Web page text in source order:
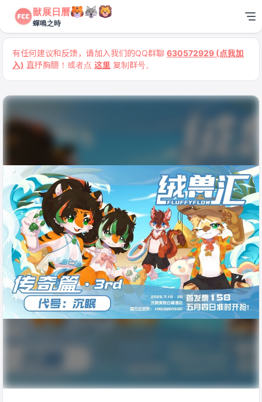
獸展日曆
蟬鳴之時
有任何建议和反馈，请加入我们的QQ群聊 630572929 (点我加
入) 直抒胸臆！或者点 这里 复制群号。